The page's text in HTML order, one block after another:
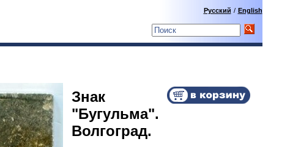
Русский / English
Знак
"Бугульма".
Волгоград.